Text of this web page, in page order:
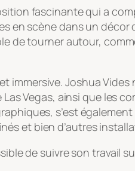
fascinante qui a
en scène dans un décor
de tourner autour,
Joshua Vides
Vegas, ainsi que les
s’est
et bien d’autres
de suivre son travail